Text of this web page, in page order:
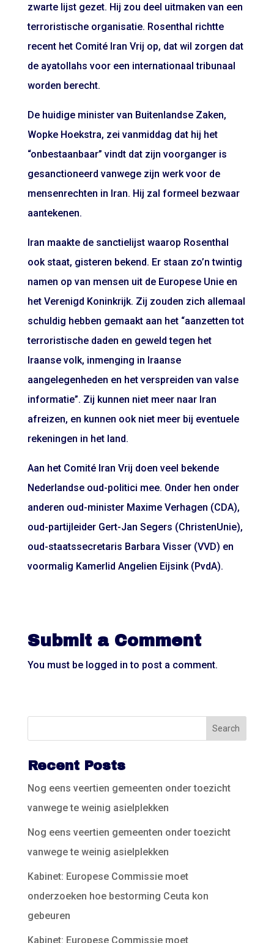
zwarte lijst gezet. Hij zou deel uitmaken van een
terroristische organisatie. Rosenthal richtte
recent het Comité Iran Vrij op, dat wil zorgen dat
de ayatollahs voor een internationaal tribunaal
worden berecht.
De huidige minister van Buitenlandse Zaken,
Wopke Hoekstra, zei vanmiddag dat hij het
“onbestaanbaar” vindt dat zijn voorganger is
gesanctioneerd vanwege zijn werk voor de
mensenrechten in Iran. Hij zal formeel bezwaar
aantekenen.
Iran maakte de sanctielijst waarop Rosenthal
ook staat, gisteren bekend. Er staan zo’n twintig
namen op van mensen uit de Europese Unie en
het Verenigd Koninkrijk. Zij zouden zich allemaal
schuldig hebben gemaakt aan het “aanzetten tot
terroristische daden en geweld tegen het
Iraanse volk, inmenging in Iraanse
aangelegenheden en het verspreiden van valse
informatie”. Zij kunnen niet meer naar Iran
afreizen, en kunnen ook niet meer bij eventuele
rekeningen in het land.
Aan het Comité Iran Vrij doen veel bekende
Nederlandse oud-politici mee. Onder hen onder
anderen oud-minister Maxime Verhagen (CDA),
oud-partijleider Gert-Jan Segers (ChristenUnie),
oud-staatssecretaris Barbara Visser (VVD) en
voormalig Kamerlid Angelien Eijsink (PvdA).
Submit a Comment
You must be logged in to post a comment.
Recent Posts
Nog eens veertien gemeenten onder toezicht
vanwege te weinig asielplekken
Nog eens veertien gemeenten onder toezicht
vanwege te weinig asielplekken
Kabinet: Europese Commissie moet
onderzoeken hoe bestorming Ceuta kon
gebeuren
Kabinet: Europese Commissie moet